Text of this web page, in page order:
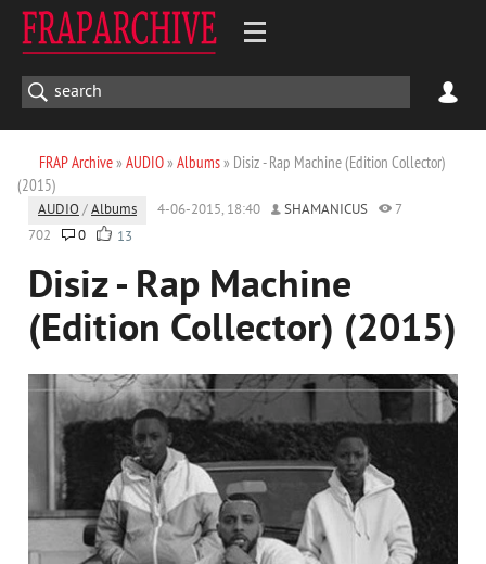
FRAP Archive» AUDIO» Albums» Disiz - Rap Machine (Edition Collector)
(2015)
AUDIO /Albums 4-06-2015, 18:40 SHAMANICUS
7
702
0 13
Disiz - Rap Machine
(Edition Collector) (2015)